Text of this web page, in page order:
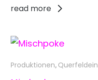
read more
Produktionen, Querfeldein